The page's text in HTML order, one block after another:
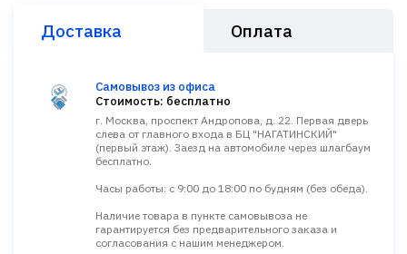
Доставка Оплата
Самовывоз из офиса
Стоимость: бесплатно
г. Москва, проспект Андропова, д. 22. Первая дверь
слева от главного входа в БЦ "НАГАТИНСКИЙ"
(первый этаж). Заезд на автомобиле через шлагбаум
бесплатно.
Часы работы: с 9:00 до 18:00 по будням (без обеда).
Наличие товара в пункте самовывоза не
гарантируется без предварительного заказа и
согласования с нашим менеджером.